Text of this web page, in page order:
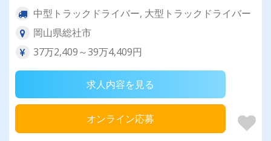
中型トラックドライバー, 大型トラックドライバー
岡山県総社市
37万2,409～39万4,409円
求人内容を見る
オンライン応募